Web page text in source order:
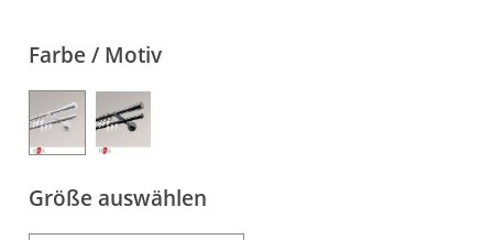
Panneaux
Farbe / Motiv
Größe auswählen